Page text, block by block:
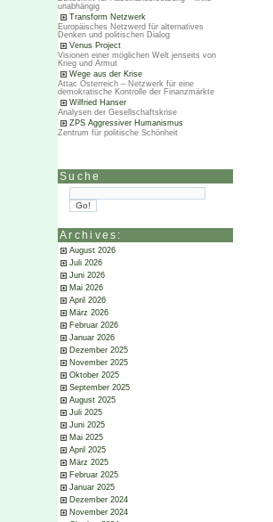
unabhängig
Transform Netzwerk
Europäisches Netzwerd für alternatives
Denken und politischen Dialog
Venus Project
Visionen einer möglichen Welt jenseits von
Krieg und Armut
Wege aus der Krise
Attac Österreich – Netzwerk für eine
demokratische Kontrolle der Finanzmärkte
Wilfried Hanser
Analysen der Gesellschaftskrise
ZPS Aggressiver Humanismus
Zentrum für politische Schönheit
Suche
Archives:
August 2026
Juli 2026
Juni 2026
Mai 2026
April 2026
März 2026
Februar 2026
Januar 2026
Dezember 2025
November 2025
Oktober 2025
September 2025
August 2025
Juli 2025
Juni 2025
Mai 2025
April 2025
März 2025
Februar 2025
Januar 2025
Dezember 2024
November 2024